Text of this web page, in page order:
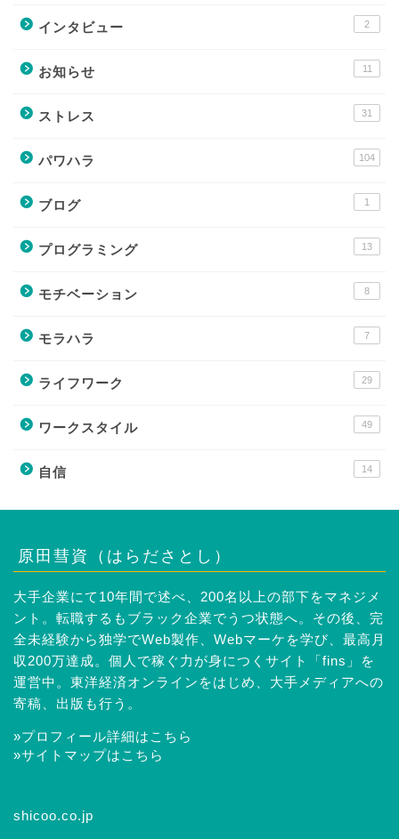
インタビュー 2
お知らせ 11
ストレス 31
パワハラ 104
ブログ 1
プログラミング 13
モチベーション 8
モラハラ 7
ライフワーク 29
ワークスタイル 49
自信 14
原田彗資（はらださとし）
大手企業にて10年間で述べ、200名以上の部下をマネジメ
ント。転職するもブラック企業でうつ状態へ。その後、完
全未経験から独学でWeb製作、Webマーケを学び、最高月
収200万達成。個人で稼ぐ力が身につくサイト「fins」を
運営中。東洋経済オンラインをはじめ、大手メディアへの
寄稿、出版も行う。
»プロフィール詳細はこちら
»サイトマップはこちら
shicoo.co.jp